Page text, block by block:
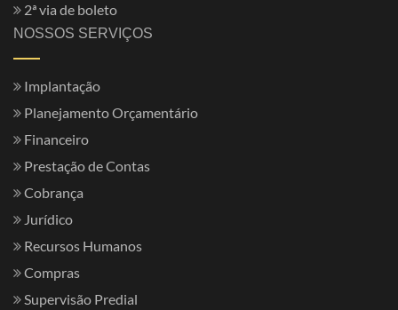
2ª via de boleto
NOSSOS SERVIÇOS
Implantação
Planejamento Orçamentário
Financeiro
Prestação de Contas
Cobrança
Jurídico
Recursos Humanos
Compras
Supervisão Predial